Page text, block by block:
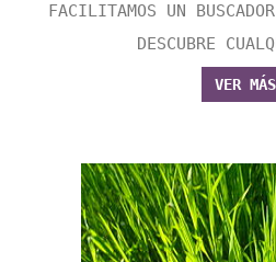
FACILITAMOS UN
DESCUBRE
VER MÁS